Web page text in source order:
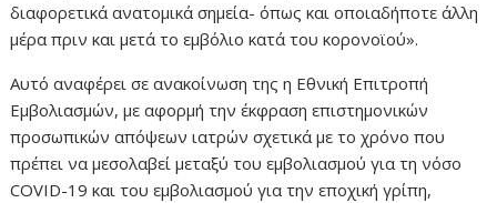
διαφορετικά ανατομικά σημεία- όπως και οποιαδήποτε άλλη
μέρα πριν και μετά το εμβόλιο κατά του κορoνοϊού».
Αυτό αναφέρει σε ανακοίνωση της η Εθνική Επιτροπή
Εμβολιασμών, με αφορμή την έκφραση επιστημονικών
προσωπικών απόψεων ιατρών σχετικά με το χρόνο που
πρέπει να μεσολαβεί μεταξύ του εμβολιασμού για τη νόσο
COVID-19 και του εμβολιασμού για την εποχική γρίπη,